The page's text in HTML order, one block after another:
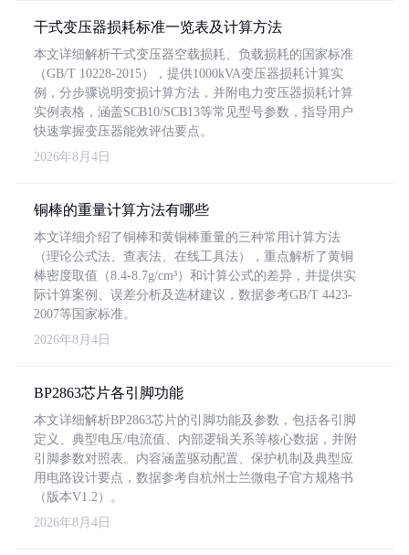
干式变压器损耗标准一览表及计算方法
本文详细解析干式变压器空载损耗、负载损耗的国家标准
（GB/T 10228-2015），提供1000kVA变压器损耗计算实
例，分步骤说明变损计算方法，并附电力变压器损耗计算
实例表格，涵盖SCB10/SCB13等常见型号参数，指导用户
快速掌握变压器能效评估要点。
2026年8月4日
铜棒的重量计算方法有哪些
本文详细介绍了铜棒和黄铜棒重量的三种常用计算方法
（理论公式法、查表法、在线工具法），重点解析了黄铜
棒密度取值（8.4-8.7g/cm³）和计算公式的差异，并提供实
际计算案例、误差分析及选材建议，数据参考GB/T 4423-
2007等国家标准。
2026年8月4日
BP2863芯片各引脚功能
本文详细解析BP2863芯片的引脚功能及参数，包括各引脚
定义、典型电压/电流值、内部逻辑关系等核心数据，并附
引脚参数对照表。内容涵盖驱动配置、保护机制及典型应
用电路设计要点，数据参考自杭州士兰微电子官方规格书
（版本V1.2）。
2026年8月4日